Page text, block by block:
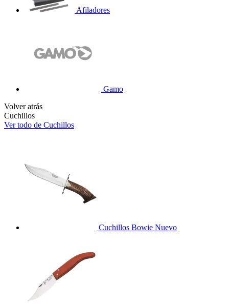
Afiladores
Gamo
Volver atrás
Cuchillos
Ver todo de Cuchillos
Cuchillos Bowie Nuevo